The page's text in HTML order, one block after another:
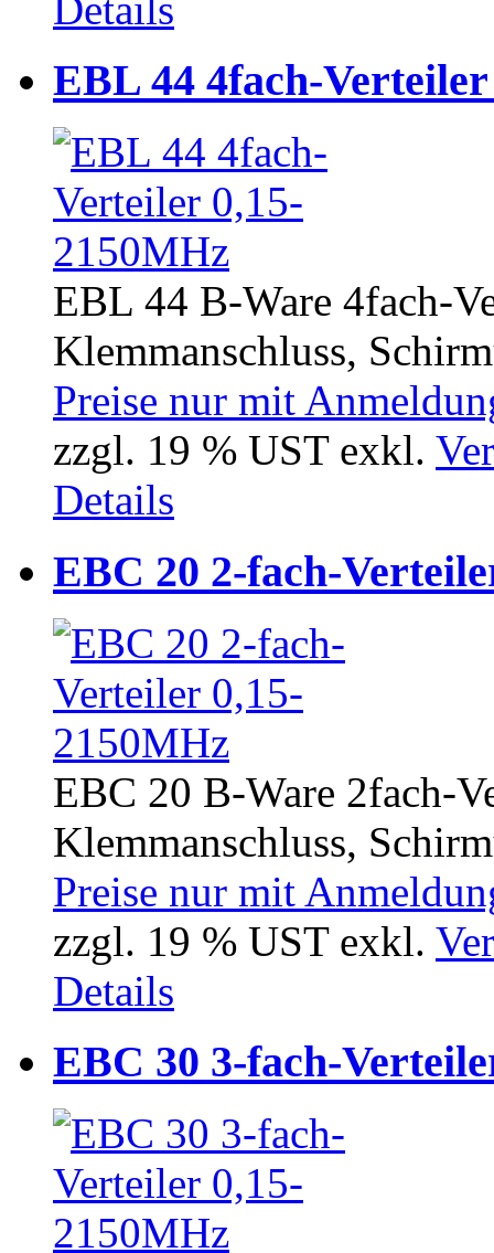
EBL 44 4fach-
EBL 44 B-Ware 4fach-
Klemmanschluss,
Preise nur mit
zzgl. 19 % UST exkl.
Details
EBC 20 2-fach-
EBC 20 B-Ware 2fach-
Klemmanschluss,
Preise nur mit
zzgl. 19 % UST exkl.
Details
EBC 30 3-fach-